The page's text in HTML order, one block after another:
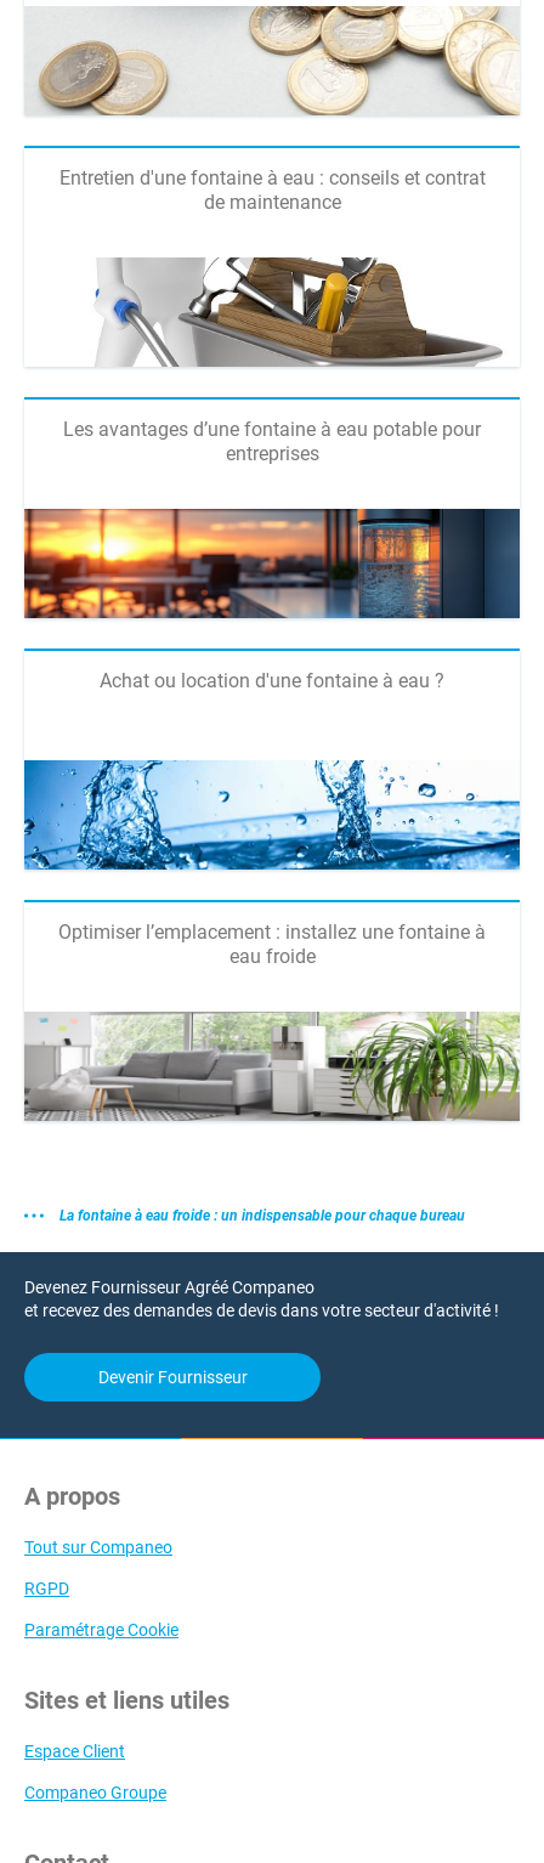
Entretien d'une fontaine à eau : conseils et contrat
de maintenance
Les avantages d’une fontaine à eau potable pour
entreprises
Achat ou location d'une fontaine à eau ?
Optimiser l’emplacement : installez une fontaine à
eau froide
La fontaine à eau froide : un indispensable pour chaque bureau
Devenez Fournisseur Agréé Companeo
et recevez des demandes de devis dans votre secteur d'activité !
Devenir Fournisseur
A propos
Tout sur Companeo
RGPD
Paramétrage Cookie
Sites et liens utiles
Espace Client
Companeo Groupe